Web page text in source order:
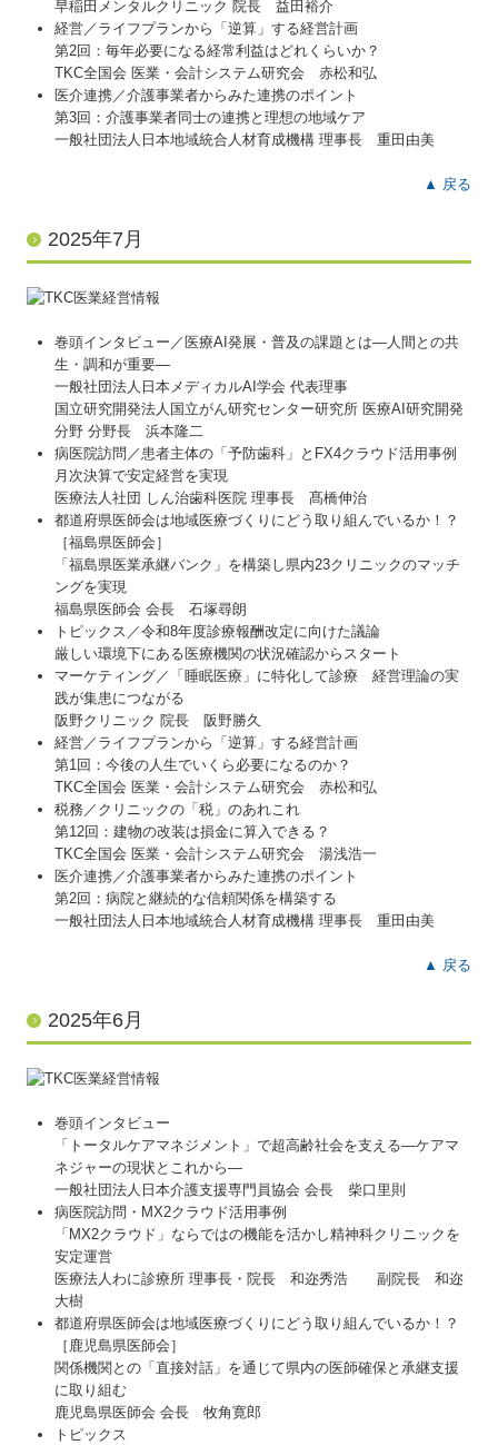
早稲田メンタルクリニック 院長 益田裕介
経営／ライフプランから「逆算」する経営計画
第2回：毎年必要になる経常利益はどれくらいか？
TKC全国会 医業・会計システム研究会 赤松和弘
医介連携／介護事業者からみた連携のポイント
第3回：介護事業者同士の連携と理想の地域ケア
一般社団法人日本地域統合人材育成機構 理事長 重田由美
▲ 戻る
2025年7月
巻頭インタビュー／医療AI発展・普及の課題とは―人間との共
生・調和が重要―
一般社団法人日本メディカルAI学会 代表理事
国立研究開発法人国立がん研究センター研究所 医療AI研究開発
分野 分野長 浜本隆二
病医院訪問／患者主体の「予防歯科」とFX4クラウド活用事例
月次決算で安定経営を実現
医療法人社団 しん治歯科医院 理事長 髙橋伸治
都道府県医師会は地域医療づくりにどう取り組んでいるか！？
［福島県医師会］
「福島県医業承継バンク」を構築し県内23クリニックのマッチ
ングを実現
福島県医師会 会長 石塚尋朗
トピックス／令和8年度診療報酬改定に向けた議論
厳しい環境下にある医療機関の状況確認からスタート
マーケティング／「睡眠医療」に特化して診療 経営理論の実
践が集患につながる
阪野クリニック 院長 阪野勝久
経営／ライフプランから「逆算」する経営計画
第1回：今後の人生でいくら必要になるのか？
TKC全国会 医業・会計システム研究会 赤松和弘
税務／クリニックの「税」のあれこれ
第12回：建物の改装は損金に算入できる？
TKC全国会 医業・会計システム研究会 湯浅浩一
医介連携／介護事業者からみた連携のポイント
第2回：病院と継続的な信頼関係を構築する
一般社団法人日本地域統合人材育成機構 理事長 重田由美
▲ 戻る
2025年6月
巻頭インタビュー
「トータルケアマネジメント」で超高齢社会を支える―ケアマ
ネジャーの現状とこれから―
一般社団法人日本介護支援専門員協会 会長 柴口里則
病医院訪問・MX2クラウド活用事例
「MX2クラウド」ならではの機能を活かし精神科クリニックを
安定運営
医療法人わに診療所 理事長・院長 和迩秀浩 副院長 和迩
大樹
都道府県医師会は地域医療づくりにどう取り組んでいるか！？
［鹿児島県医師会］
関係機関との「直接対話」を通じて県内の医師確保と承継支援
に取り組む
鹿児島県医師会 会長 牧角寛郎
トピックス